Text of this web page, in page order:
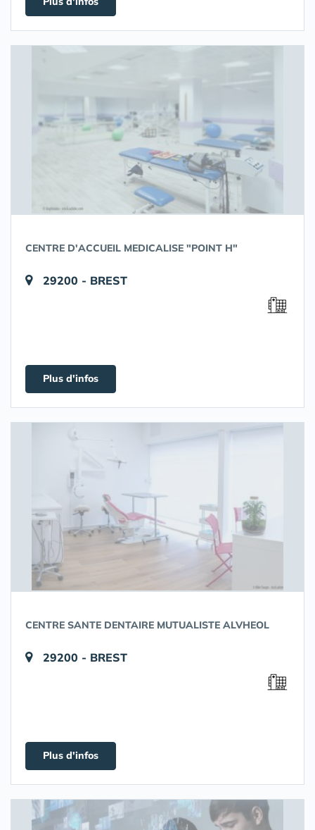
CENTRE D'ACCUEIL MEDICALISE "POINT H"
29200 - BREST
Plus d'infos
CENTRE SANTE DENTAIRE MUTUALISTE ALVHEOL
29200 - BREST
Plus d'infos